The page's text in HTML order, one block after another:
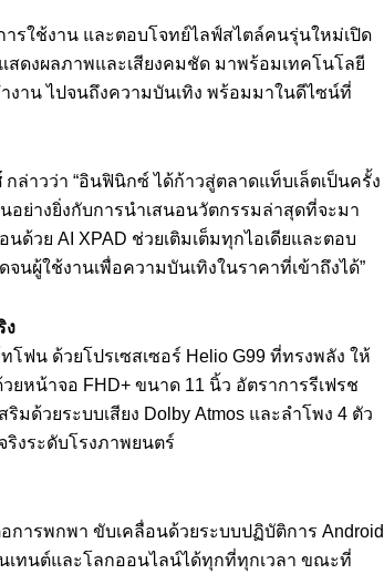
ใช้งาน และตอบโจทย์ไลฟ์สไตล์คนรุ่นใหม่เปิด
ดงผลภาพและเสียงคมชัด มาพร้อมเทคโนโลยี
งาน ไปจนถึงความบันเทิง พร้อมมาในดีไซน์ที่
กล่าวว่า “อินฟินิกซ์ ได้ก้าวสู่ตลาดแท็บเล็ตเป็นครั้ง
อย่างยิ่งกับการนำเสนอนวัตกรรมล่าสุดที่จะมา
วย AI XPAD ช่วยเติมเต็มทุกไอเดียและตอบ
นผู้ใช้งานเพื่อความบันเทิงในราคาที่เข้าถึงได้”
ง
ฟน ด้วยโปรเซสเซอร์ Helio G99 ที่ทรงพลัง ให้
หน้าจอ FHD+ ขนาด 11 นิ้ว อัตราการรีเฟรช
ด้วยระบบเสียง Dolby Atmos และลำโพง 4 ตัว
ริงระดับโรงภาพยนตร์
การพกพา ขับเคลื่อนด้วยระบบปฏิบัติการ Android
เทนต์และโลกออนไลน์ได้ทุกที่ทุกเวลา ขณะที่